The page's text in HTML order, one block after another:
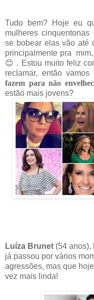
Tudo bem? Hoje eu
mulheres
se bobear elas vão até
principalmente pra
😊 . Estou muito feliz
reclamar, então
fazem para não
estão mais jovens?
Luíza Brunet (54 anos),
já passou por vários
agressões, mas que
vez mais linda!